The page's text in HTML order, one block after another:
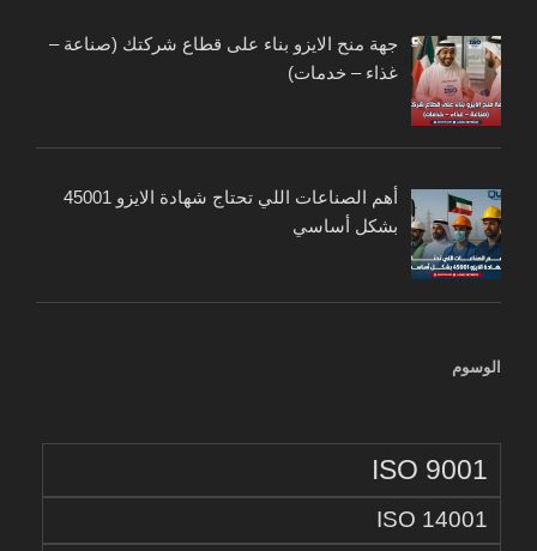
جهة منح الايزو بناء على قطاع شركتك (صناعة –
غذاء – خدمات)
أهم الصناعات اللي تحتاج شهادة الايزو 45001
بشكل أساسي
الوسوم
ISO 9001
ISO 14001